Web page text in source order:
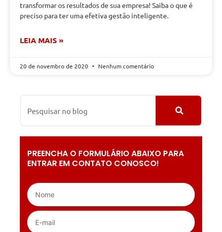
transformar os resultados de sua empresa! Saiba o que é
preciso para ter uma efetiva gestão inteligente.
LEIA MAIS »
20 de novembro de 2020 Nenhum comentário
PREENCHA O FORMULÁRIO ABAIXO PARA
ENTRAR EM CONTATO CONOSCO!